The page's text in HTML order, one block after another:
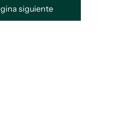
siguiente